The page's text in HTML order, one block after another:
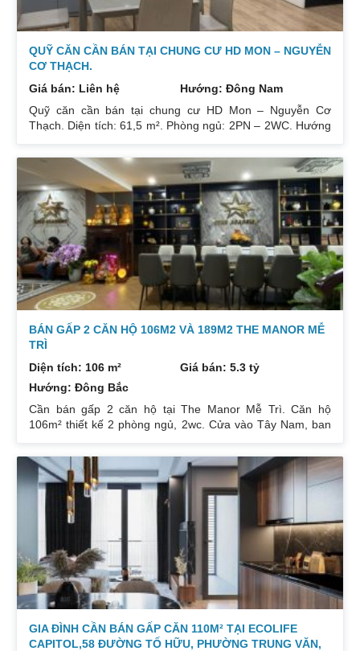
QUỸ CĂN CẦN BÁN TẠI CHUNG CƯ HD MON – NGUYỄN
CƠ THẠCH.
Giá bán: Liên hệ
Hướng: Đông Nam
Quỹ căn cần bán tại chung cư HD Mon – Nguyễn Cơ
Thạch. Diện tích: 61,5 m². Phòng ngủ: 2PN – 2WC. Hướng
Giá: 3 tỷ. Diện tích: 67 m². Phòng ngủ: 2PN 2WC. Hướng
ban công: Đông Nam. Nội thất: Nhà full đồ đẹp, Có sổ. Giá:
3 tỷ 250. Diện tích: 86 m². Phòng ngủ: 2PN 2WC. Hướng
ban công: Tây tứ trạch. Nội thất: Nhà full đồ. Có sổ. Giá: 4
tỷ.
BÁN GẤP 2 CĂN HỘ 106M2 VÀ 189M2 THE MANOR MỄ
TRÌ
Diện tích: 106 m²
Giá bán: 5.3 tỷ
Hướng: Đông Bắc
Cần bán gấp 2 căn hộ tại The Manor Mễ Trì. Căn hộ
106m² thiết kế 2 phòng ngủ, 2wc. Cửa vào Tây Nam, ban
189m² thiết kế 3 phòng ngủ, 2wc, 2 gác xép. Nhà đang ở.
Giá bán 7,4 tỷ. Cả 2 căn chủ nhà đều để lại toàn bộ nội
thất. Xem nhà liên hệ: 0832133366
GIA ĐÌNH CẦN BÁN GẤP CĂN 110M² TẠI ECOLIFE
CAPITOL,58 ĐƯỜNG TỐ HỮU, PHƯỜNG TRUNG VĂN,